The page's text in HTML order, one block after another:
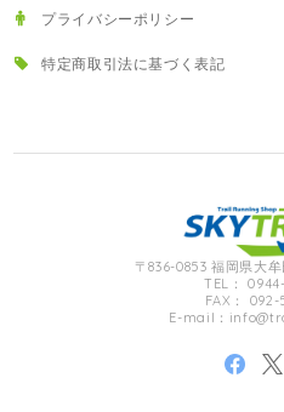
プライバシーポリシー
特定商取引法に基づく表記
〒836-0853 福岡県大
TEL：
FAX： 092-
E-mail：